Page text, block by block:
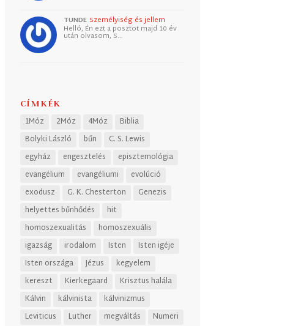
TUNDE Személyiség és jellem
Helló, Én ezt a posztot majd 10 év
után olvasom, S…
CÍMKÉK
1Móz 2Móz 4Móz
Biblia
Bolyki László
bűn
C. S. Lewis
egyház
engesztelés
episztemológia
evangélium
evangéliumi
evolúció
exodusz
G. K. Chesterton
Genezis
helyettes bűnhődés
hit
homoszexualitás
homoszexuális
igazság
irodalom Isten
Isten igéje
Isten országa
Jézus
kegyelem
kereszt
Kierkegaard
Krisztus halála
Kálvin
kálvinista
kálvinizmus
Leviticus
Luther megváltás Numeri